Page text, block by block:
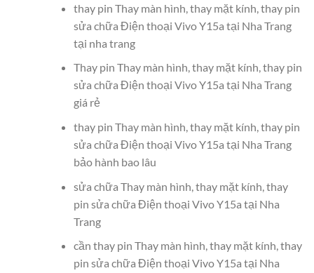
thay pin Thay màn hình, thay mặt kính, thay pin
sửa chữa Điện thoại Vivo Y15a tại Nha Trang
tại nha trang
Thay pin Thay màn hình, thay mặt kính, thay pin
sửa chữa Điện thoại Vivo Y15a tại Nha Trang
giá rẻ
thay pin Thay màn hình, thay mặt kính, thay pin
sửa chữa Điện thoại Vivo Y15a tại Nha Trang
bảo hành bao lâu
sửa chữa Thay màn hình, thay mặt kính, thay
pin sửa chữa Điện thoại Vivo Y15a tại Nha
Trang
cần thay pin Thay màn hình, thay mặt kính, thay
pin sửa chữa Điện thoại Vivo Y15a tại Nha